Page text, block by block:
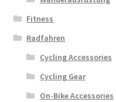
Fitness
Radfahren
Cycling Accessories
Cycling Gear
On-Bike Accessories